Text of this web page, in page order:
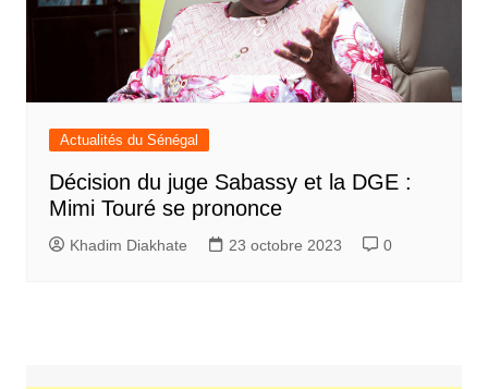
Actualités du Sénégal
Décision du juge Sabassy et la DGE :
Mimi Touré se prononce
Khadim Diakhate 23 octobre 2023 0